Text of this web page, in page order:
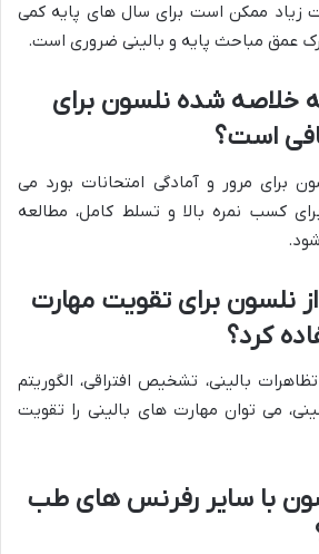
زیاد ممکن است برای سال های پایه کمی
عمق مباحث پایه و بالینی ضروری است.
خلاصه شده نلسون برای
است؟
برای مرور و آمادگی امتحانات بورد می
کسب نمره بالا و تسلط کامل، مطالعه
نلسون برای تقویت مهارت
کرد؟
بالینی، تشخیص افتراقی، الگوریتم
می توان مهارت های بالینی را تقویت
با سایر رفرنس های طب